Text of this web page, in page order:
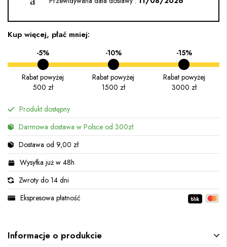
Kup więcej, płać mniej:
-5%
Rabat powyżej
500 zł
-10%
Rabat powyżej
1500 zł
-15%
Rabat powyżej
3000 zł
Produkt dostępny
Darmowa dostawa w Polsce od 300zł
Dostawa od 9,00 zł
Wysyłka już w 48h
Zwroty do 14 dni
Ekspresowa płatność
Informacje o produkcie